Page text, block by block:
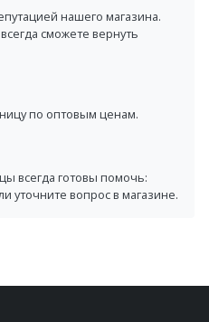
нашего магазина.
сможете вернуть
по оптовым ценам.
всегда готовы помочь:
уточните вопрос в магазине.